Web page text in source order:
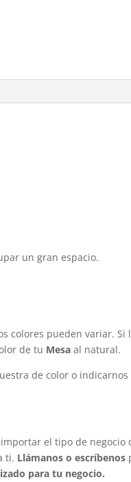
un gran espacio.
colores pueden variar. Si
de tu Mesa al natural.
de color o
el tipo de negocio
ti. Llámanos o escríbenos
para tu negocio.